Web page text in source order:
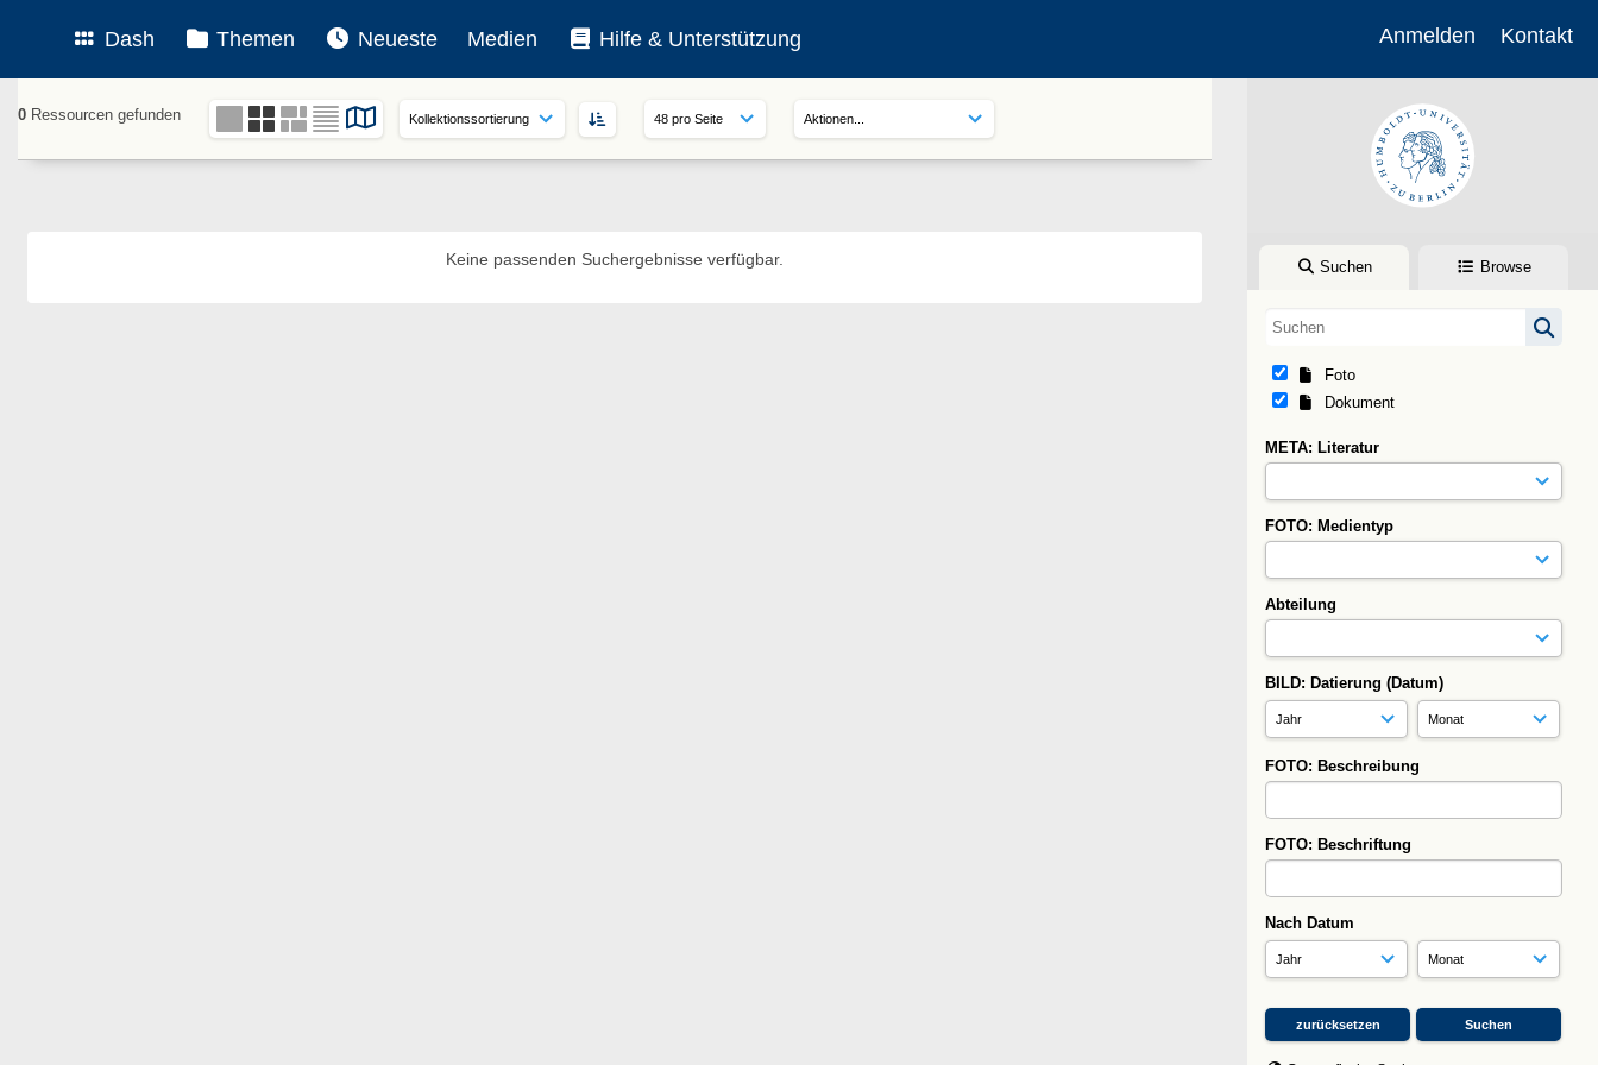
Dash Themen Neueste Medien Hilfe & Unterstützung Anmelden Kontakt
Suchen Browse
Foto
Dokument
META: Literatur
FOTO: Medientyp
Abteilung
BILD: Datierung (Datum)
FOTO: Beschreibung
FOTO: Beschriftung
Nach Datum
0 Ressourcen gefunden
Keine passenden Suchergebnisse verfügbar.